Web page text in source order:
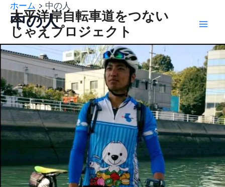
ス
キ
ッ
プ
太平洋岸自転車道をつない
じゃえプロジェクト
ホーム 中の人
中の人